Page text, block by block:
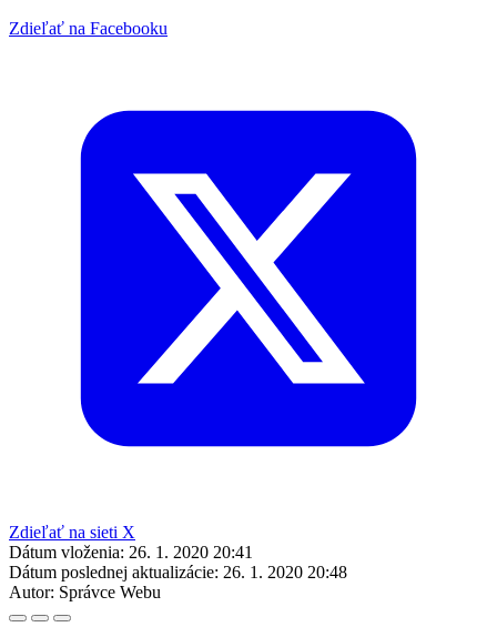
Zdieľať na Facebooku
Zdieľať na sieti X
Dátum vloženia: 26. 1. 2020 20:41
Dátum poslednej aktualizácie: 26. 1. 2020 20:48
Autor: Správce Webu